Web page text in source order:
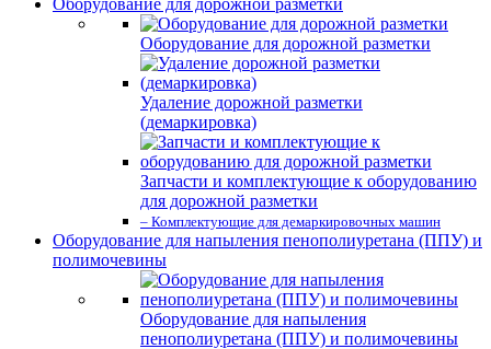
Оборудование для дорожной разметки
Оборудование для дорожной разметки
Удаление дорожной разметки
(демаркировка)
Запчасти и комплектующие к оборудованию
для дорожной разметки
– Комплектующие для демаркировочных машин
Оборудование для напыления пенополиуретана (ППУ) и
полимочевины
Оборудование для напыления
пенополиуретана (ППУ) и полимочевины